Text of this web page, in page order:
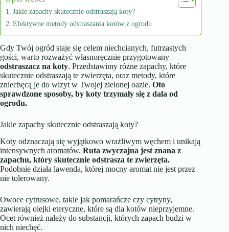
Jakie zapachy skutecznie odstraszają koty?
Efektywne metody odstraszania kotów z ogrodu
Gdy Twój ogród staje się celem niechcianych, futrzastych
gości, warto rozważyć własnoręcznie przygotowany
odstraszacz na koty. Przedstawimy różne zapachy, które
skutecznie odstraszają te zwierzęta, oraz metody, które
zniechęcą je do wizyt w Twojej zielonej oazie. Oto
sprawdzone sposoby, by koty trzymały się z dala od
ogrodu.
Jakie zapachy skutecznie odstraszają koty?
Koty odznaczają się wyjątkowo wrażliwym węchem i unikają
intensywnych aromatów. Ruta zwyczajna jest znana z
zapachu, który skutecznie odstrasza te zwierzęta.
Podobnie działa lawenda, której mocny aromat nie jest przez
nie tolerowany.
Owoce cytrusowe, takie jak pomarańcze czy cytryny,
zawierają olejki eteryczne, które są dla kotów nieprzyjemne.
Ocet również należy do substancji, których zapach budzi w
nich niechęć.